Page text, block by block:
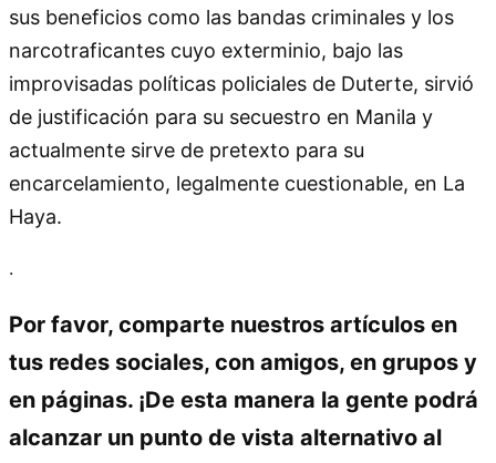
sus beneficios como las bandas criminales y los
narcotraficantes cuyo exterminio, bajo las
improvisadas políticas policiales de Duterte, sirvió
de justificación para su secuestro en Manila y
actualmente sirve de pretexto para su
encarcelamiento, legalmente cuestionable, en La
Haya.
.
Por favor, comparte nuestros artículos en
tus redes sociales, con amigos, en grupos y
en páginas. ¡De esta manera la gente podrá
alcanzar un punto de vista alternativo al